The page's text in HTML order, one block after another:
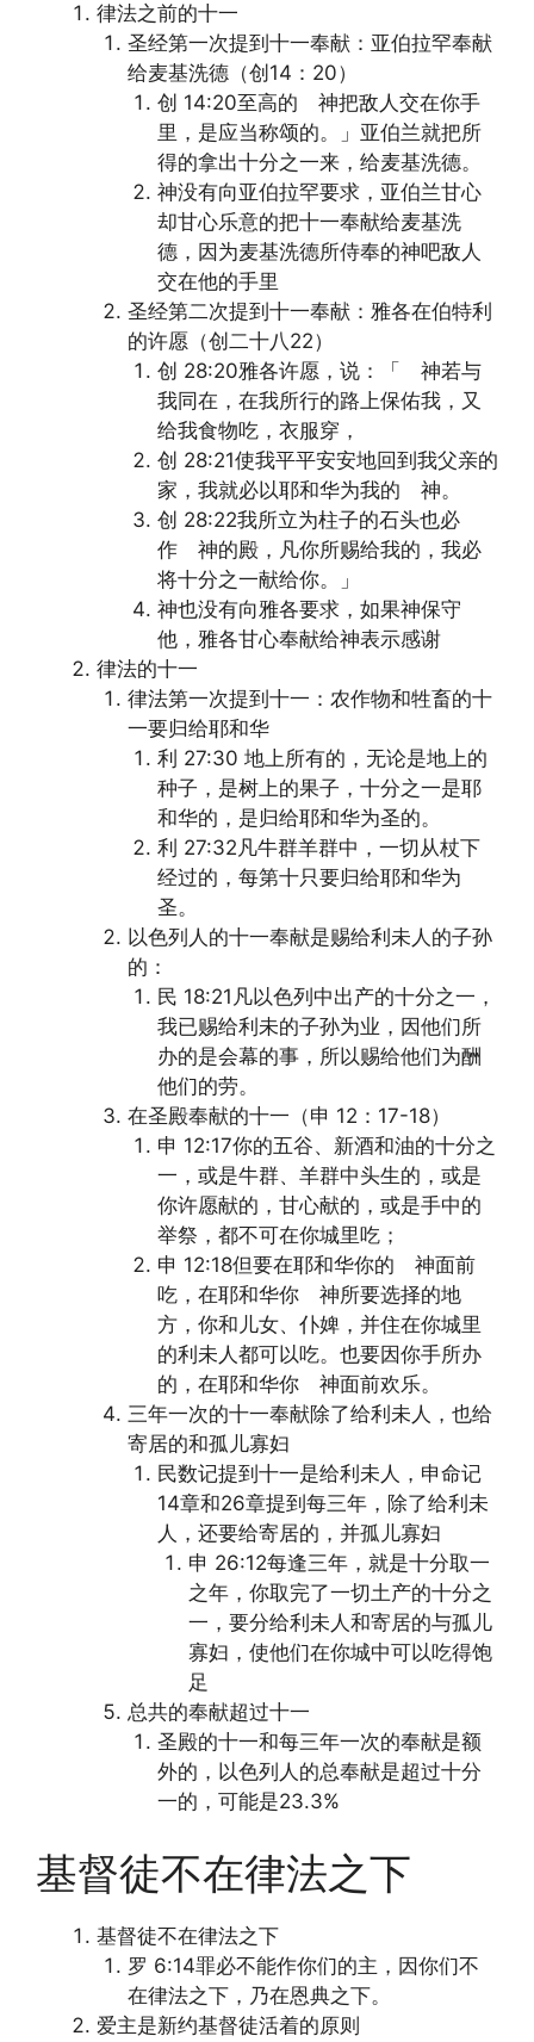
律法之前的十一
圣经第一次提到十一奉献：亚伯拉罕奉献
给麦基洗德（创14：20）
创 14:20至高的 神把敌人交在你手
里，是应当称颂的。」亚伯兰就把所
得的拿出十分之一来，给麦基洗德。
神没有向亚伯拉罕要求，亚伯兰甘心
却甘心乐意的把十一奉献给麦基洗
德，因为麦基洗德所侍奉的神吧敌人
交在他的手里
圣经第二次提到十一奉献：雅各在伯特利
的许愿（创二十八22）
创 28:20雅各许愿，说：「 神若与
我同在，在我所行的路上保佑我，又
给我食物吃，衣服穿，
创 28:21使我平平安安地回到我父亲的
家，我就必以耶和华为我的 神。
创 28:22我所立为柱子的石头也必
作 神的殿，凡你所赐给我的，我必
将十分之一献给你。」
神也没有向雅各要求，如果神保守
他，雅各甘心奉献给神表示感谢
律法的十一
律法第一次提到十一：农作物和牲畜的十
一要归给耶和华
利 27:30 地上所有的，无论是地上的
种子，是树上的果子，十分之一是耶
和华的，是归给耶和华为圣的。
利 27:32凡牛群羊群中，一切从杖下
经过的，每第十只要归给耶和华为
圣。
以色列人的十一奉献是赐给利未人的子孙
的：
民 18:21凡以色列中出产的十分之一，
我已赐给利未的子孙为业，因他们所
办的是会幕的事，所以赐给他们为酬
他们的劳。
在圣殿奉献的十一（申 12：17-18）
申 12:17你的五谷、新酒和油的十分之
一，或是牛群、羊群中头生的，或是
你许愿献的，甘心献的，或是手中的
举祭，都不可在你城里吃；
申 12:18但要在耶和华你的 神面前
吃，在耶和华你 神所要选择的地
方，你和儿女、仆婢，并住在你城里
的利未人都可以吃。也要因你手所办
的，在耶和华你 神面前欢乐。
三年一次的十一奉献除了给利未人，也给
寄居的和孤儿寡妇
民数记提到十一是给利未人，申命记
14章和26章提到每三年，除了给利未
人，还要给寄居的，并孤儿寡妇
申 26:12每逢三年，就是十分取一
之年，你取完了一切土产的十分之
一，要分给利未人和寄居的与孤儿
寡妇，使他们在你城中可以吃得饱
足
总共的奉献超过十一
圣殿的十一和每三年一次的奉献是额
外的，以色列人的总奉献是超过十分
一的，可能是23.3%
基督徒不在律法之下
基督徒不在律法之下
罗 6:14罪必不能作你们的主，因你们不
在律法之下，乃在恩典之下。
爱主是新约基督徒活着的原则